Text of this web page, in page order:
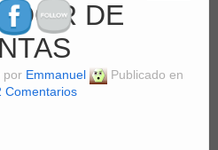
DE
por Emmanuel
Publicado en
Comentarios